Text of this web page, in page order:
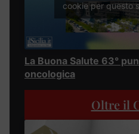
cookie per questo
La Buona Salute 63°
oncologica
Oltre il